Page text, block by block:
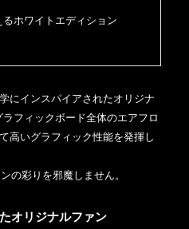
ホワイトエディション
にインスパイアされたオリジナ
フィックボード全体のエアフロ
高いグラフィック性能を発揮し
の彩りを邪魔しません。
オリジナルファン